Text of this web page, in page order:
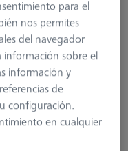
para el
nos permites
del navegador
información sobre el
información y
de
configuración.
en cualquier